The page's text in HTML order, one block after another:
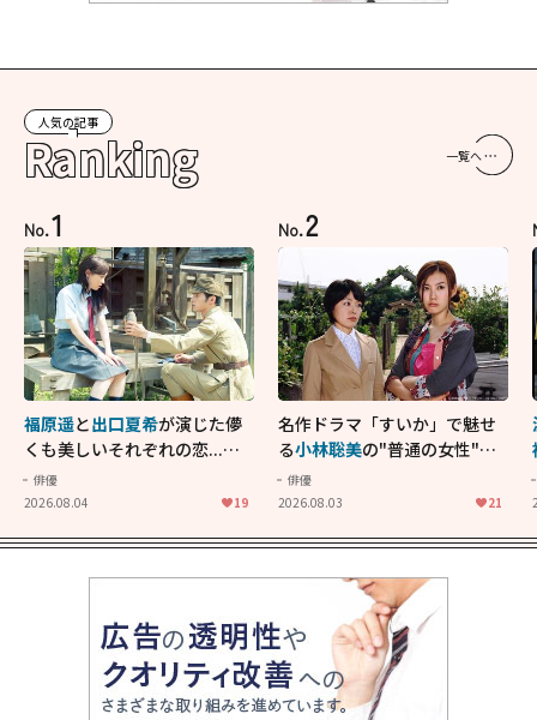
人気の記事
Ranking 一覧へ
No.1
福原遥と出口夏希が演じた儚
くも美しいそれぞれの恋...生
きることの尊さを教えてくれ
た映画「あの花が咲く丘で、
俳優
2026.08.04
19
No.2
名作ドラマ「すいか」で魅せ
る小林聡美の"普通の女性"が
大人に刺さる...映画「かもめ
食堂」にも通じる静かな芝居
俳優
2026.08.03
21